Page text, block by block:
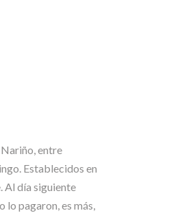
entre
Establecidos en
Al día siguiente
lo pagaron, es más,